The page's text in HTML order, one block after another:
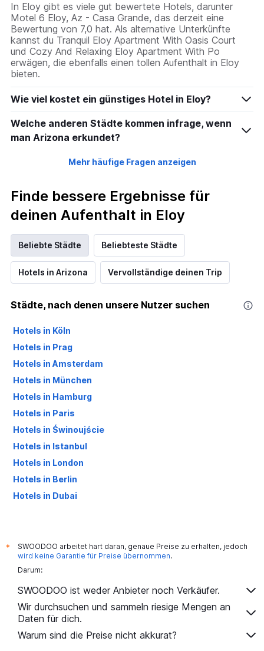
In Eloy gibt es viele gut bewertete Hotels, darunter
Motel 6 Eloy, Az - Casa Grande, das derzeit eine
Bewertung von 7,0 hat. Als alternative Unterkünfte
kannst du Tranquil Eloy Apartment With Oasis Court
und Cozy And Relaxing Eloy Apartment With Po
erwägen, die ebenfalls einen tollen Aufenthalt in Eloy
bieten.
Wie viel kostet ein günstiges Hotel in Eloy?
Welche anderen Städte kommen infrage, wenn
man Arizona erkundet?
Mehr häufige Fragen anzeigen
Finde bessere Ergebnisse für
deinen Aufenthalt in Eloy
Beliebte Städte Beliebteste Städte
Hotels in Arizona Vervollständige deinen Trip
Städte, nach denen unsere Nutzer suchen
Hotels in Köln
Hotels in Prag
Hotels in Amsterdam
Hotels in München
Hotels in Hamburg
Hotels in Paris
Hotels in Świnoujście
Hotels in Istanbul
Hotels in London
Hotels in Berlin
Hotels in Dubai
*
SWOODOO arbeitet hart daran, genaue Preise zu erhalten, jedoch
wird keine Garantie für Preise übernommen.
Darum:
SWOODOO ist weder Anbieter noch Verkäufer.
Wir durchsuchen und sammeln riesige Mengen an
Daten für dich.
Warum sind die Preise nicht akkurat?